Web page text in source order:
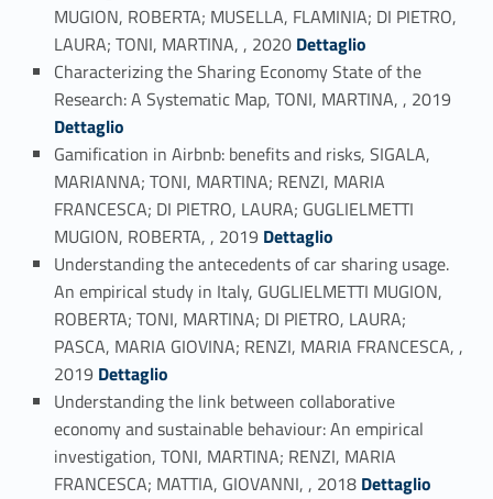
MUGION, ROBERTA; MUSELLA, FLAMINIA; DI PIETRO,
LAURA; TONI, MARTINA, , 2020 Link identifier #identifier_person_188907-6Dettaglio
Characterizing the Sharing Economy State of the
Research: A Systematic Map, TONI, MARTINA, , 2019
Dettaglio
Gamification in Airbnb: benefits and risks, SIGALA,
MARIANNA; TONI, MARTINA; RENZI, MARIA
FRANCESCA; DI PIETRO, LAURA; GUGLIELMETTI
MUGION, ROBERTA, , 2019 Link identifier #identifier_person_24962-8Dettaglio
Understanding the antecedents of car sharing usage.
An empirical study in Italy, GUGLIELMETTI MUGION,
ROBERTA; TONI, MARTINA; DI PIETRO, LAURA;
PASCA, MARIA GIOVINA; RENZI, MARIA FRANCESCA, ,
2019 Link identifier #identifier_person_163225-9Dettaglio
Understanding the link between collaborative
economy and sustainable behaviour: An empirical
investigation, TONI, MARTINA; RENZI, MARIA
FRANCESCA; MATTIA, GIOVANNI, , 2018 Link identifier #identifier_person_88879-10
Dettaglio